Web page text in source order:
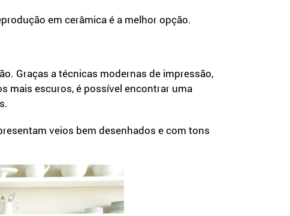
em cerâmica é a melhor opção.
Graças a técnicas modernas de impressão,
mais escuros, é possível encontrar uma
veios bem desenhados e com tons